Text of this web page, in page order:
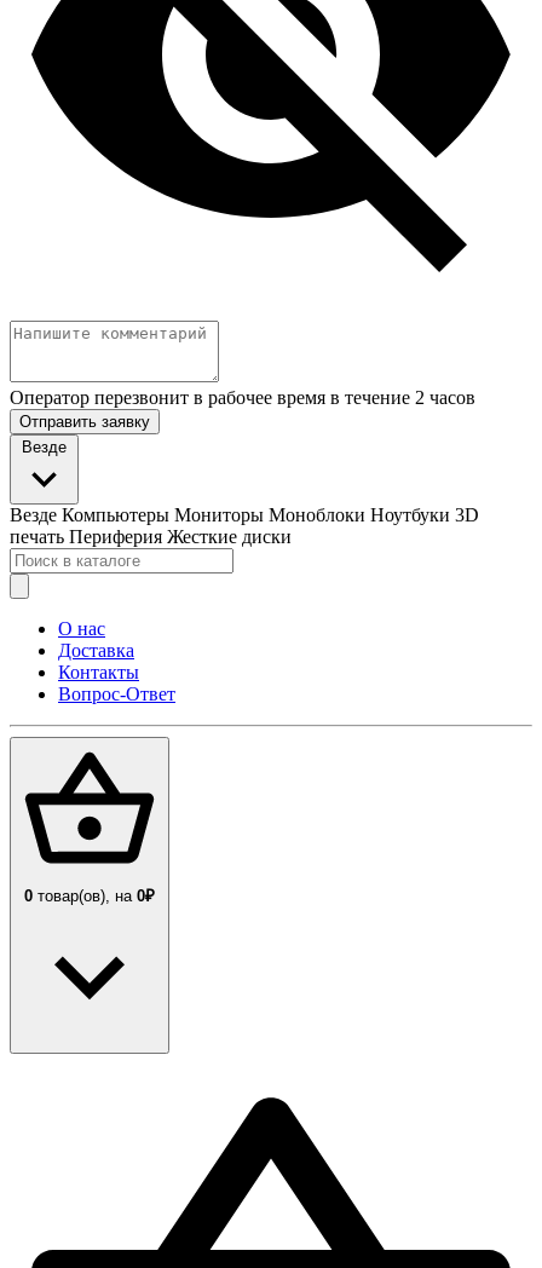
Оператор перезвонит в рабочее время в течение 2 часов
Отправить заявку
Везде
Везде Компьютеры Мониторы Моноблоки Ноутбуки 3D
печать Периферия Жесткие диски
О нас
Доставка
Контакты
Вопрос-Ответ
0 товар(ов), на 0₽